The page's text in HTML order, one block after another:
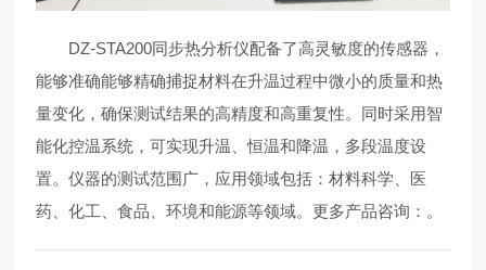
DZ-STA200同步热分析仪配备了高灵敏度的传感器，
能够准确能够精确捕捉材料在升温过程中微小的质量和热
量变化，确保测试结果的高精度和高重复性。同时采用智
能化控温系统，可实现升温、恒温和降温，多段温度设
置。仪器的测试范围广，应用领域包括：材料科学、医
药、化工、食品、环境和能源等领域。更多产品咨询： 。